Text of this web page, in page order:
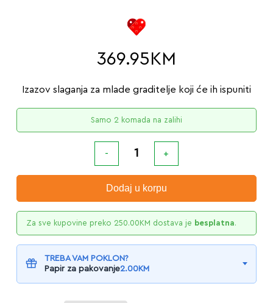
369.95 KM
Izazov slaganja za mlade graditelje koji će ih ispuniti
Samo 2 komada na zalihi
Dodaj u korpu
Za sve kupovine preko 250.00KM dostava je besplatna.
TREBA VAM POKLON?
Papir za pakovanje2.00KM